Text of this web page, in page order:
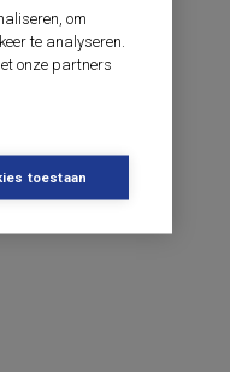
om
te analyseren.
onze partners
toestaan